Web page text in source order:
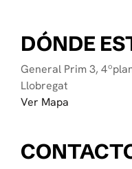
DÓNDE
General Prim 3,
Llobregat
Ver Mapa